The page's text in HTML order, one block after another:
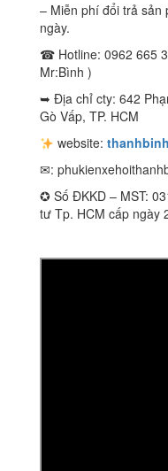
– Miễn phí đổi trả sản
ngày.
☎ Hotline: 0962 665
Mr:Bình )
➥ Địa chỉ cty: 642
Gò Vấp, TP. HCM
website:
✉:
✪ Số ĐKKD – MST:
tư Tp. HCM cấp ngày